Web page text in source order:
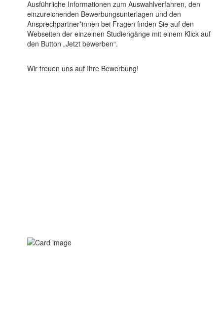
Ausführliche Informationen zum Auswahlverfahren, den
einzureichenden Bewerbungsunterlagen und den
Ansprechpartner*innen bei Fragen finden Sie auf den
Webseiten der einzelnen Studiengänge mit einem Klick auf
den Button „Jetzt bewerben“.
Wir freuen uns auf Ihre Bewerbung!